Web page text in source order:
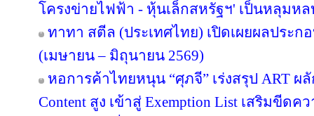
โครงข่ายไฟฟ้า - หุ้นเล็กสหรัฐฯ' เป็นหลุมห
ทาทา สตีล (ประเทศไทย) เปิดเผยผลประก
(เมษายน – มิถุนายน 2569)
หอการค้าไทยหนุน “ศุภจี” เร่งสรุป ART
Content สูง เข้าสู่ Exemption List เสริมขีด